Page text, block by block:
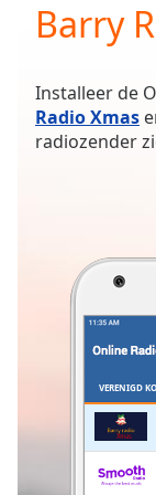
Current
Time0:00
Duration-:-
Loaded:
0.00%
Remaining
Barry
Installeer de
Radio Xmas
radiozender
VERENIGD